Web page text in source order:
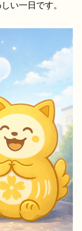
い一日です。